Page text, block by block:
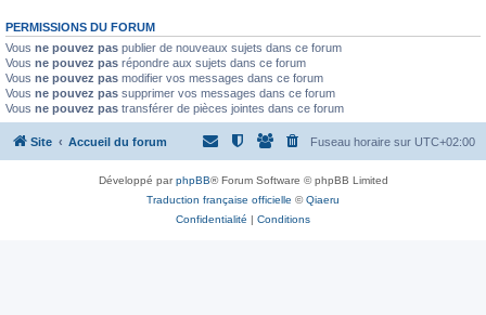
PERMISSIONS DU FORUM
Vous ne pouvez pas publier de nouveaux sujets dans ce forum
Vous ne pouvez pas répondre aux sujets dans ce forum
Vous ne pouvez pas modifier vos messages dans ce forum
Vous ne pouvez pas supprimer vos messages dans ce forum
Vous ne pouvez pas transférer de pièces jointes dans ce forum
Site Accueil du forum Fuseau horaire sur UTC+02:00
Développé parphpBB® Forum Software © phpBB Limited
Traduction française officielle ©Qiaeru
Confidentialité | Conditions